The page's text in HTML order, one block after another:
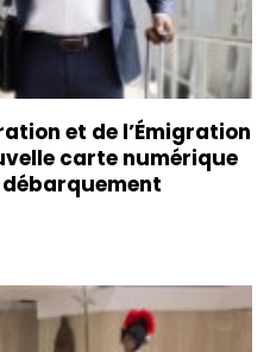
et de l’Émigration
carte numérique